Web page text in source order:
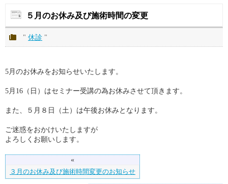
５月のお休み及び施術時間の変更
" 休診 "
5月のお休みをお知らせいたします。
5月16（日）はセミナー受講の為お休みさせて頂きます。
また、５月８日（土）は午後お休みとなります。
ご迷惑をおかけいたしますが
よろしくお願いします。
«
３月のお休み及び施術時間変更のお知らせ